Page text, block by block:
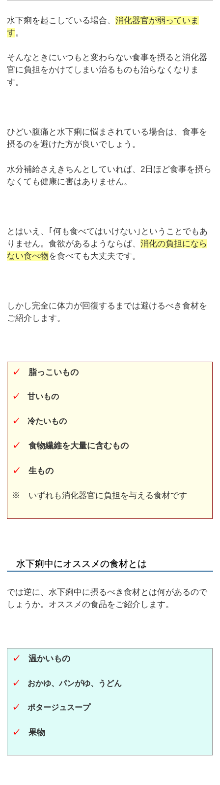
水下痢を起こしている場合、消化器官が弱っていま
す。
そんなときにいつもと変わらない食事を摂ると消化器
官に負担をかけてしまい治るものも治らなくなりま
す。
ひどい腹痛と水下痢に悩まされている場合は、食事を
摂るのを避けた方が良いでしょう。
水分補給さえきちんとしていれば、2日ほど食事を摂ら
なくても健康に害はありません。
とはいえ、｢何も食べてはいけない｣ということでもあ
りません。食欲があるようならば、消化の負担になら
ない食べ物を食べても大丈夫です。
しかし完全に体力が回復するまでは避けるべき食材を
ご紹介します。
✓ 脂っこいもの
✓ 甘いもの
✓ 冷たいもの
✓ 食物繊維を大量に含むもの
✓ 生もの
※ いずれも消化器官に負担を与える食材です
水下痢中にオススメの食材とは
では逆に、水下痢中に摂るべき食材とは何があるので
しょうか。オススメの食品をご紹介します。
✓ 温かいもの
✓ おかゆ、パンがゆ、うどん
✓ ポタージュスープ
✓ 果物